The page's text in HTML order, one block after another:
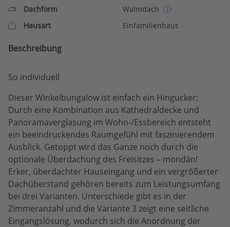
Dachform
Walmdach
Hausart
Einfamilienhaus
Beschreibung
So individuell
Dieser Winkelbungalow ist einfach ein Hingucker:
Durch eine Kombination aus Kathedraldecke und
Panoramaverglasung im Wohn-/Essbereich entsteht
ein beeindruckendes Raumgefühl mit faszinierendem
Ausblick. Getoppt wird das Ganze noch durch die
optionale Überdachung des Freisitzes – mondän!
Erker, überdachter Hauseingang und ein vergrößerter
Dachüberstand gehören bereits zum Leistungsumfang
bei drei Varianten. Unterschiede gibt es in der
Zimmeranzahl und die Variante 3 zeigt eine seitliche
Eingangslösung, wodurch sich die Anordnung der